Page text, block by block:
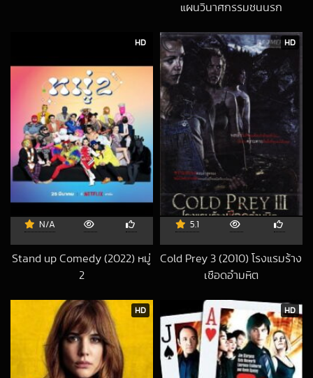
แผนวินาศกรรมชนนรก
HD
N/A
Stand up Comedy (2022) หมู่
2
HD
5.1
Cold Prey 3 (2010) โรงแรมร้าง
เชือดอำมหิต
HD HD